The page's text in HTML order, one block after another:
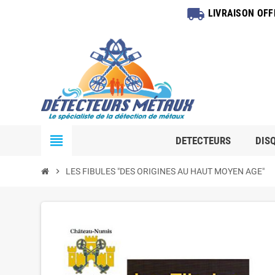
local_shipping LIVRAISON
view_headline DETECTEURS
chevron_right LES FIBULES "DES ORIGINES AU HAUT MOYEN AGE"